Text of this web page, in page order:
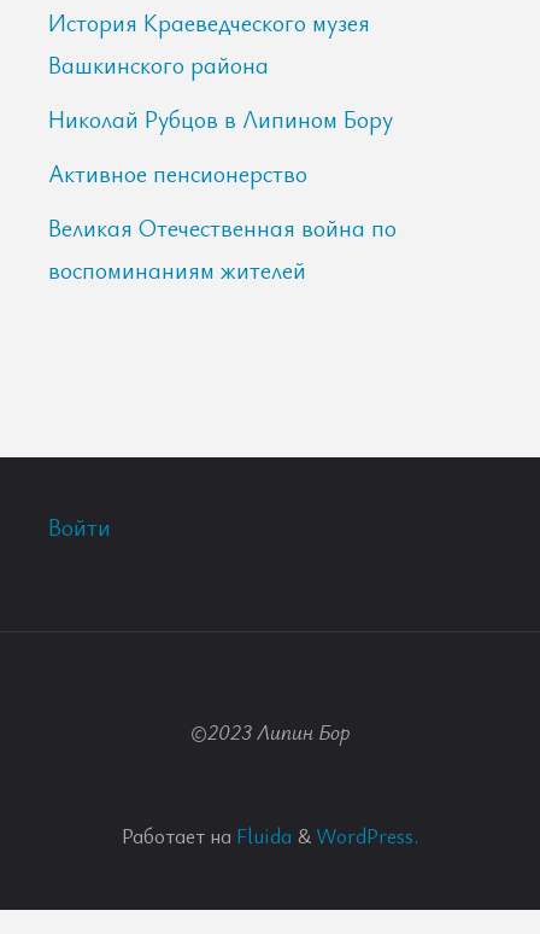
История Краеведческого музея
Вашкинского района
Николай Рубцов в Липином Бору
Активное пенсионерство
Великая Отечественная война по
воспоминаниям жителей
Войти
©2023 Липин Бор
Работает на Fluida & WordPress.